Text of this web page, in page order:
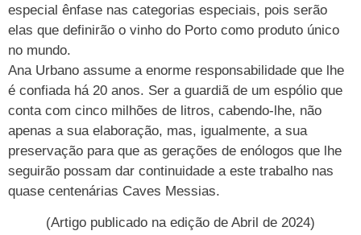
especial ênfase nas categorias especiais, pois serão
elas que definirão o vinho do Porto como produto único
no mundo.
Ana Urbano assume a enorme responsabilidade que lhe
é confiada há 20 anos. Ser a guardiã de um espólio que
conta com cinco milhões de litros, cabendo-lhe, não
apenas a sua elaboração, mas, igualmente, a sua
preservação para que as gerações de enólogos que lhe
seguirão possam dar continuidade a este trabalho nas
quase centenárias Caves Messias.
(Artigo publicado na edição de Abril de 2024)